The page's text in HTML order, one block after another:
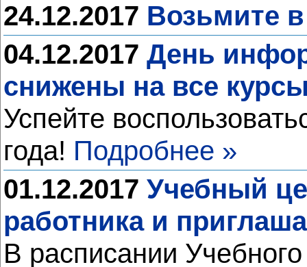
24.12.2017 Возьмите
04.12.2017 День
снижены на все
Успейте
года! Подробнее »
01.12.2017 Учебный
работника и
В расписании